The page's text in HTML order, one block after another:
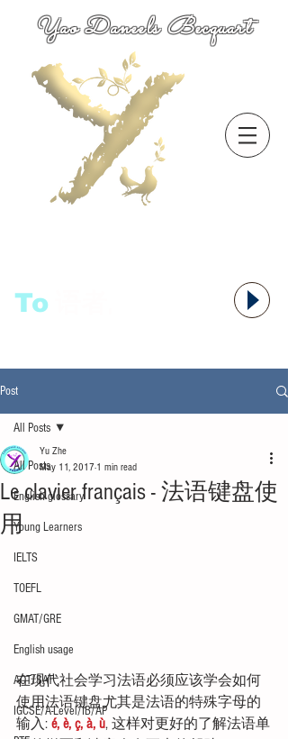
Yao Daneels Becquart
To
Post
All Posts
English glossary
Young Learners
IELTS
TOEFL
GMAT/GRE
English usage
ACT/SAT
IGCSE/A-Level/IB/AP
All Posts
Le clavier français - 法语键盘使
用
Yu Zhe
May 11, 2017 1 min read
在现代社会学习法语必须应该学会如何
使用法语键盘尤其是法语的特殊字母的
输入: é, è, ç, à, ù, 这样对更好的了解法语单